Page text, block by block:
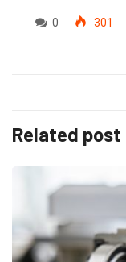
0 301
Related post